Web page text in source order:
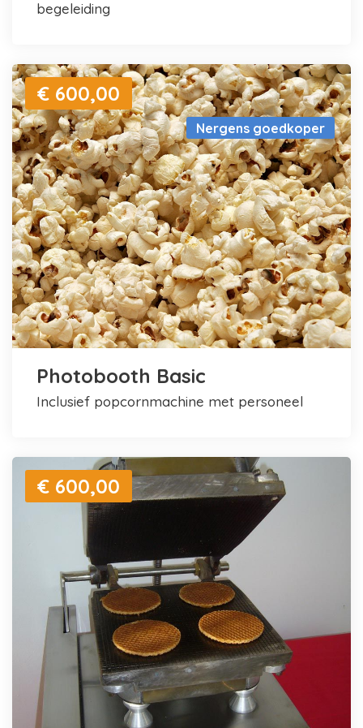
begeleiding
Nergens goedkoper
€ 600,00
Photobooth Basic
inclusief popcornmachine met personeel
€ 600,00